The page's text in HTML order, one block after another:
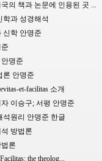
의 책과 논문에 인용된 곳 ...
학과 성경해석
신학 안명준
명준
론 안명준
et-facilitas 소개
이승구; 서평 안명준
원리 안명준 한글
방법론
론
the theolog...